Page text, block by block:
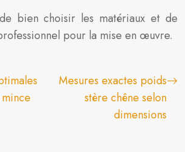
bien choisir les matériaux et de
pour la mise en œuvre.
Mesures exactes poids
stère chêne selon
dimensions